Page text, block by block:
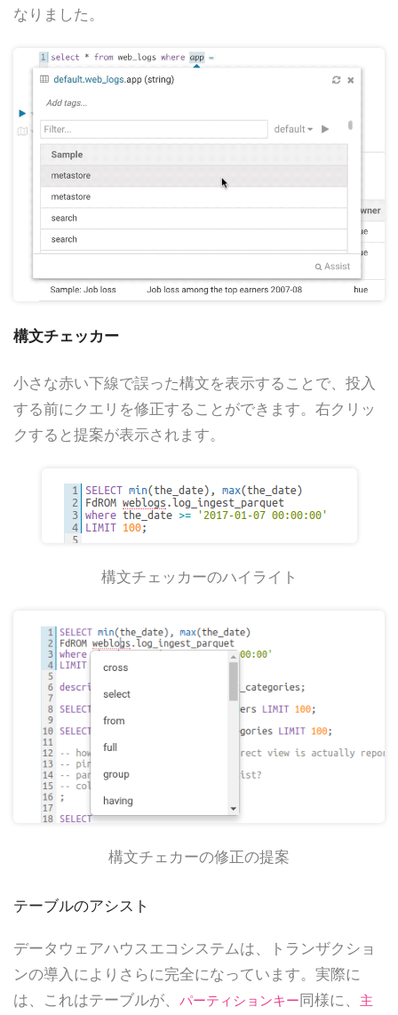
なりました。
構文チェッカー
小さな赤い下線で誤った構文を表示することで、投入
する前にクエリを修正することができます。右クリッ
クすると提案が表示されます。
構文チェッカーのハイライト
構文チェカーの修正の提案
テーブルのアシスト
データウェアハウスエコシステムは、トランザクショ
ンの導入によりさらに完全になっています。実際に
は、これはテーブルが、
パーティションキー同様に、
主